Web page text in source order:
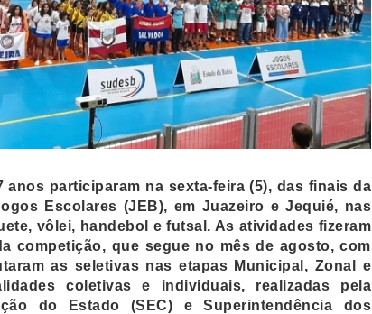
anos participaram na sexta-feira (5), das finais da
Escolares (JEB), em Juazeiro e Jequié, nas
vôlei, handebol e futsal. As atividades fizeram
competição, que segue no mês de agosto, com
as seletivas nas etapas Municipal, Zonal e
coletivas e individuais, realizadas pela
do Estado (SEC) e Superintendência dos